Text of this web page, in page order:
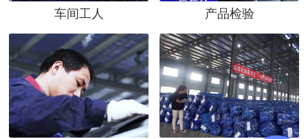
车间工人 产品检验